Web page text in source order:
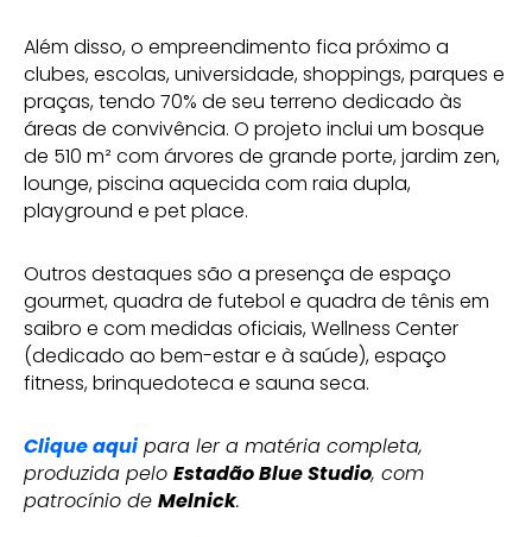
Além disso, o empreendimento fica próximo a
clubes, escolas, universidade, shoppings, parques e
praças, tendo 70% de seu terreno dedicado às
áreas de convivência. O projeto inclui um bosque
de 510 m² com árvores de grande porte, jardim zen,
lounge, piscina aquecida com raia dupla,
playground e pet place.
Outros destaques são a presença de espaço
gourmet, quadra de futebol e quadra de tênis em
saibro e com medidas oficiais, Wellness Center
(dedicado ao bem-estar e à saúde), espaço
fitness, brinquedoteca e sauna seca.
Clique aquipara ler a matéria completa,
produzida pelo Estadão Blue Studio, com
patrocínio de Melnick.